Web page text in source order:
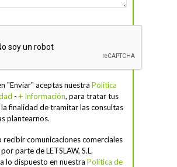
"Enviar" aceptas nuestra Política
- + Información, para tratar tus
finalidad de tramitar las consultas
plantearnos.
recibir comunicaciones comerciales
parte de LETSLAW, S.L.
lo dispuesto en nuestra Política de